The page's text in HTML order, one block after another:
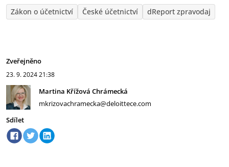
Zákon o účetnictví České účetnictví dReport zpravodaj
Zveřejněno
23. 9. 202421:38
Martina Křížová Chrámecká
mkrizovachramecka@deloittece.com
Sdílet